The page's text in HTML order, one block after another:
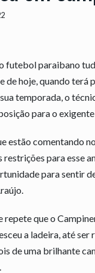
futebol paraibano
hoje, quando terá
temporada, o
para o
estão comentando
para esse
para sentir
que o
a ladeira, até
de uma brilhante